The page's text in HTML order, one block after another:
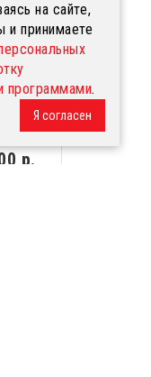
р.
на сайте,
и принимаете
программами.
Я согласен